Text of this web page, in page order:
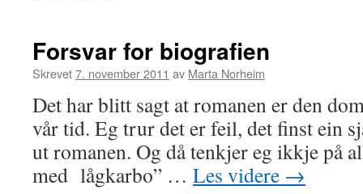
Forsvar for biografien
Skrevet7. november 2011 av Marta Norheim
Det har blitt sagt at romanen er den
vår tid. Eg trur det er feil, det finst ein
ut romanen. Og då tenkjer eg ikkje på
med lågkarbo” … Les videre →